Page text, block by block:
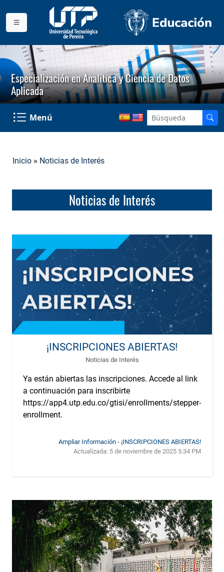
Especialización en Analítica y Ciencia de Datos
Aplicada
Menú
Inicio » Noticias de Interés
Noticias de Interés
¡INSCRIPCIONES ABIERTAS!
Noticias de Interés
Ya están abiertas las inscripciones. Accede al link
a continuación para inscribirte
https://app4.utp.edu.co/gtisi/enrollments/stepper-
enrollment.
Ampliar Información - ¡INSCRIPCIONES ABIERTAS!
Actualizada: 5 de noviembre de 2025 5:34 PM